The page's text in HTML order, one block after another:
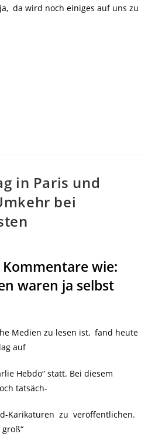
da wird noch einiges auf uns zu
in Paris und
bei
wie:
waren ja selbst
Medien zu lesen ist, fand heute
auf
Hebdo“ statt. Bei diesem
tatsäch-
Karikaturen zu veröffentlichen.